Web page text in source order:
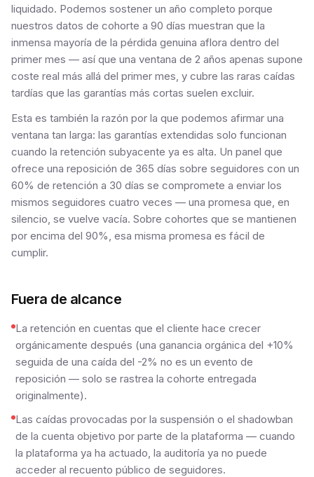
liquidado. Podemos sostener un año completo porque
nuestros datos de cohorte a 90 días muestran que la
inmensa mayoría de la pérdida genuina aflora dentro del
primer mes — así que una ventana de 2 años apenas supone
coste real más allá del primer mes, y cubre las raras caídas
tardías que las garantías más cortas suelen excluir.
Esta es también la razón por la que podemos afirmar una
ventana tan larga: las garantías extendidas solo funcionan
cuando la retención subyacente ya es alta. Un panel que
ofrece una reposición de 365 días sobre seguidores con un
60% de retención a 30 días se compromete a enviar los
mismos seguidores cuatro veces — una promesa que, en
silencio, se vuelve vacía. Sobre cohortes que se mantienen
por encima del 90%, esa misma promesa es fácil de
cumplir.
Fuera de alcance
La retención en cuentas que el cliente hace crecer
orgánicamente después (una ganancia orgánica del +10%
seguida de una caída del -2% no es un evento de
reposición — solo se rastrea la cohorte entregada
originalmente).
Las caídas provocadas por la suspensión o el shadowban
de la cuenta objetivo por parte de la plataforma — cuando
la plataforma ya ha actuado, la auditoría ya no puede
acceder al recuento público de seguidores.